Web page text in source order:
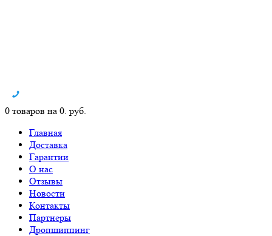
0 товаров на 0. руб.
Главная
Доставка
Гарантии
О нас
Отзывы
Новости
Контакты
Партнеры
Дропшиппинг